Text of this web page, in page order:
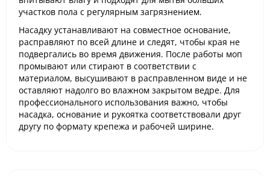
участков пола с регулярным загрязнением.
Насадку устанавливают на совместное основание,
расправляют по всей длине и следят, чтобы края не
подвергались во время движения. После работы моп
промывают или стирают в соответствии с
материалом, высушивают в расправленном виде и не
оставляют надолго во влажном закрытом ведре. Для
профессионального использования важно, чтобы
насадка, основание и рукоятка соответствовали друг
другу по формату крепежа и рабочей ширине.